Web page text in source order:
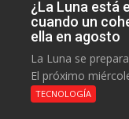
¿La Luna está
cuando un
ella en agosto
La Luna se
El próximo
TECNOLOGÍA